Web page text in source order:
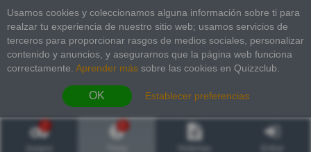
Usamos cookies y coleccionamos alguna información sobre ti para
realzar tu experiencia de nuestro sitio web; usamos servicios de
terceros para proporcionar rasgos de medios sociales, personalizar
contenido y anuncios, y asegurarnos que la página web funciona
correctamente. Aprender más sobre las cookies en Quizzclub.
OK Establecer preferencias
2